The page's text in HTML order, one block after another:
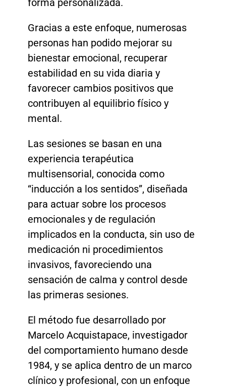
forma personalizada.
Gracias a este enfoque, numerosas
personas han podido mejorar su
bienestar emocional, recuperar
estabilidad en su vida diaria y
favorecer cambios positivos que
contribuyen al equilibrio físico y
mental.
Las sesiones se basan en una
experiencia terapéutica
multisensorial, conocida como
“inducción a los sentidos”, diseñada
para actuar sobre los procesos
emocionales y de regulación
implicados en la conducta, sin uso de
medicación ni procedimientos
invasivos, favoreciendo una
sensación de calma y control desde
las primeras sesiones.
El método fue desarrollado por
Marcelo Acquistapace, investigador
del comportamiento humano desde
1984, y se aplica dentro de un marco
clínico y profesional, con un enfoque